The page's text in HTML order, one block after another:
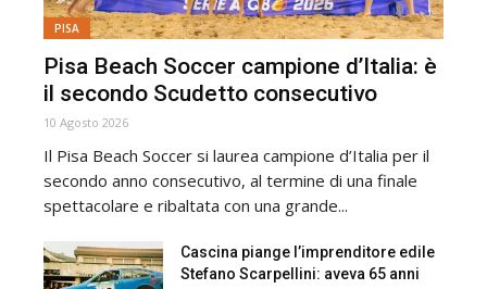
PISA
Pisa Beach Soccer campione d’Italia: è
il secondo Scudetto consecutivo
10 Agosto 2026
Il Pisa Beach Soccer si laurea campione d’Italia per il
secondo anno consecutivo, al termine di una finale
spettacolare e ribaltata con una grande...
Cascina piange l’imprenditore edile
Stefano Scarpellini: aveva 65 anni